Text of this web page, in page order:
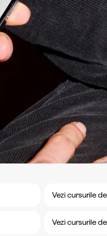
Vezi cursurile
Vezi cursurile